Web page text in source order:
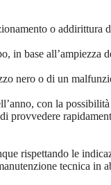
o
in base all’ampiezza
nero o di un
con la
provvedere
rispettando le
tecnica in